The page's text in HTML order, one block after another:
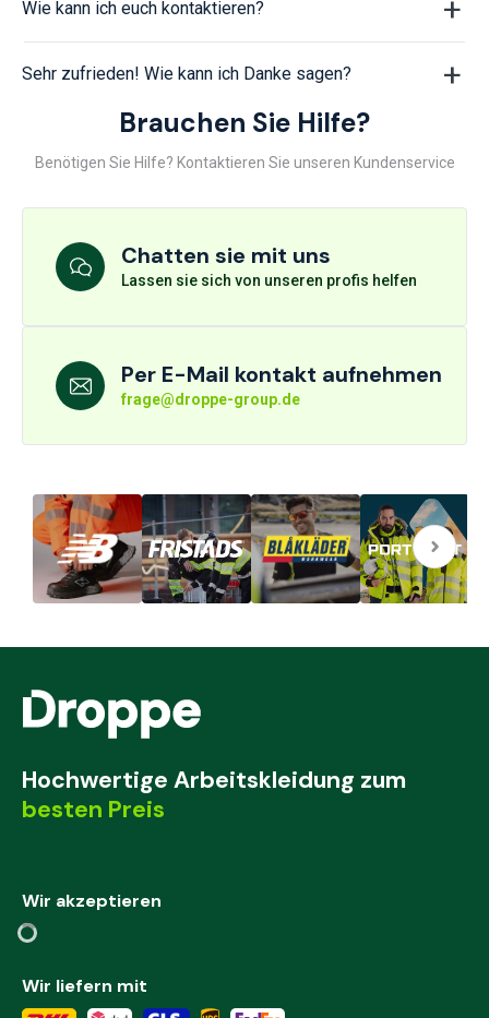
Wie kann ich euch kontaktieren?
Sehr zufrieden! Wie kann ich Danke sagen?
Brauchen Sie Hilfe?
Benötigen Sie Hilfe? Kontaktieren Sie unseren Kundenservice
Chatten sie mit uns
Lassen sie sich von unseren profis helfen
Per E-Mail kontakt aufnehmen
frage@droppe-group.de
Hochwertige Arbeitskleidung zum
besten Preis
Wir akzeptieren
Wir liefern mit